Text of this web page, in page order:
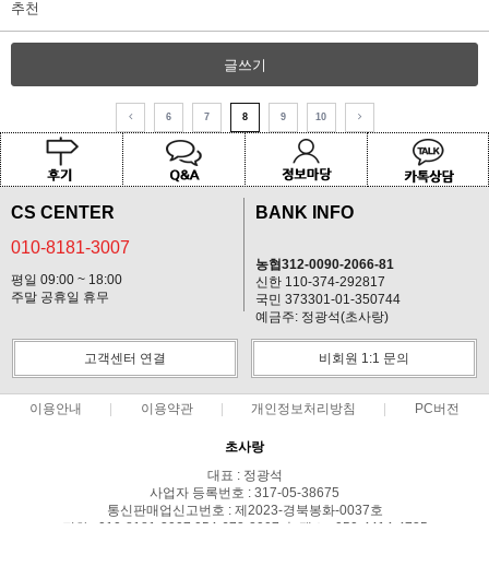
추천
글쓰기
6 7 8 9 10
CS CENTER
010-8181-3007
평일 09:00 ~ 18:00
주말 공휴일 휴무
BANK INFO
농협312-0090-2066-81
신한 110-374-292817
국민 373301-01-350744
예금주: 정광석(초사랑)
고객센터 연결 비회원 1:1 문의
이용안내 이용약관 개인정보처리방침 PC버전
초사랑
대표 : 정광석
사업자 등록번호 : 317-05-38675
통신판매업신고번호 : 제2023-경북봉화-0037호
전화 : 010-8181-3007,054-672-2007 ㅣ 팩스 : 050-4414-4735